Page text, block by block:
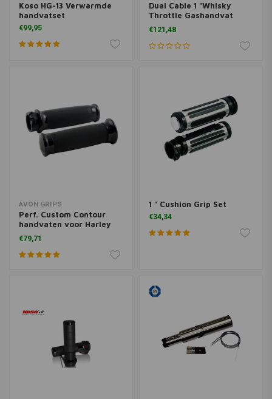
Koso HG-13 Verwarmde
handvatset
€99,95
Dual Cable 1 "Whisky
Throttle Gashandvat
Gepolijst
€121,48
AVON GRIPS
Perf. Custom Contour
handvaten voor Harley
Davidson
€79,71
1 " Cushion Grip Set
€34,34